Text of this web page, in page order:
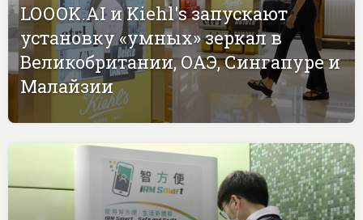
LOOOK.AI и Kiehl's запускают
установку «умных» зеркал в
Великобритании, ОАЭ, Сингапуре и
Малайзии